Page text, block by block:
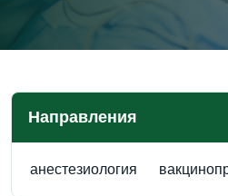
Направления
анестезиология